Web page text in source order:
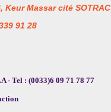
Keur Massar cité SOTRAC
91 28
- Tel : (0033)6 09 71 78 77